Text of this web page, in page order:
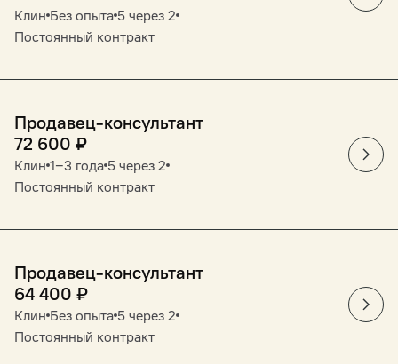
Клин Без опыта 5 через 2
Постоянный контракт
Продавец-консультант
72 600 ₽
Клин 1‒3 года 5 через 2
Постоянный контракт
Продавец-консультант
64 400 ₽
Клин Без опыта 5 через 2
Постоянный контракт